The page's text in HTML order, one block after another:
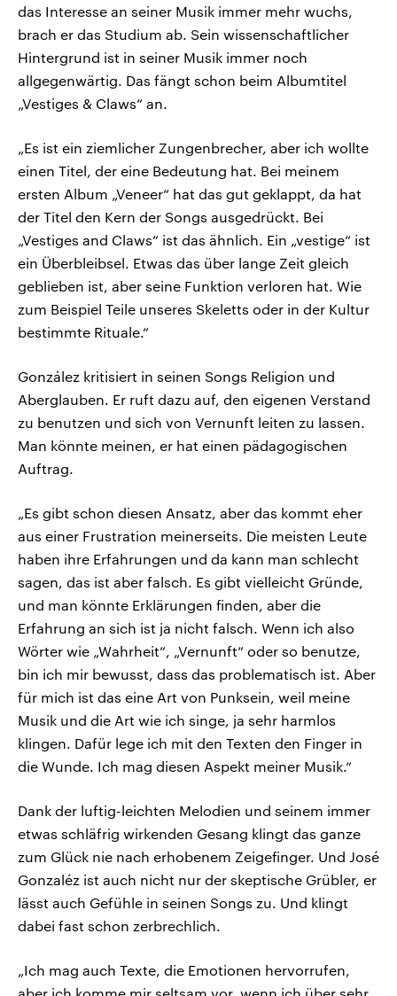
das Interesse an seiner Musik immer mehr wuchs,
brach er das Studium ab. Sein wissenschaftlicher
Hintergrund ist in seiner Musik immer noch
allgegenwärtig. Das fängt schon beim Albumtitel
„Vestiges & Claws“ an.
„Es ist ein ziemlicher Zungenbrecher, aber ich wollte
einen Titel, der eine Bedeutung hat. Bei meinem
ersten Album „Veneer“ hat das gut geklappt, da hat
der Titel den Kern der Songs ausgedrückt. Bei
„Vestiges and Claws“ ist das ähnlich. Ein „vestige“ ist
ein Überbleibsel. Etwas das über lange Zeit gleich
geblieben ist, aber seine Funktion verloren hat. Wie
zum Beispiel Teile unseres Skeletts oder in der Kultur
bestimmte Rituale.“
González kritisiert in seinen Songs Religion und
Aberglauben. Er ruft dazu auf, den eigenen Verstand
zu benutzen und sich von Vernunft leiten zu lassen.
Man könnte meinen, er hat einen pädagogischen
Auftrag.
„Es gibt schon diesen Ansatz, aber das kommt eher
aus einer Frustration meinerseits. Die meisten Leute
haben ihre Erfahrungen und da kann man schlecht
sagen, das ist aber falsch. Es gibt vielleicht Gründe,
und man könnte Erklärungen finden, aber die
Erfahrung an sich ist ja nicht falsch. Wenn ich also
Wörter wie „Wahrheit“, „Vernunft“ oder so benutze,
bin ich mir bewusst, dass das problematisch ist. Aber
für mich ist das eine Art von Punksein, weil meine
Musik und die Art wie ich singe, ja sehr harmlos
klingen. Dafür lege ich mit den Texten den Finger in
die Wunde. Ich mag diesen Aspekt meiner Musik.“
Dank der luftig-leichten Melodien und seinem immer
etwas schläfrig wirkenden Gesang klingt das ganze
zum Glück nie nach erhobenem Zeigefinger. Und José
Gonzaléz ist auch nicht nur der skeptische Grübler, er
lässt auch Gefühle in seinen Songs zu. Und klingt
dabei fast schon zerbrechlich.
„Ich mag auch Texte, die Emotionen hervorrufen,